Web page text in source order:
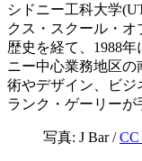
シドニー工科大学
クス・スクール・
歴史を経て、1988
ニー中心業務地区
術やデザイン、ビジ
ランク・ゲーリーが
写真: J Bar/CC